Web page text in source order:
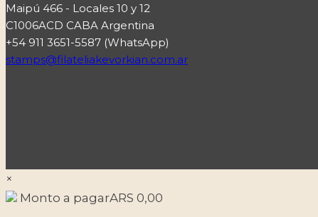
Maipú 466 - Locales 10 y 12
C1006ACD CABA Argentina
+54 911 3651-5587 (WhatsApp)
stamps@filateliakevorkian.com.ar
×
Monto a pagarARS 0,00